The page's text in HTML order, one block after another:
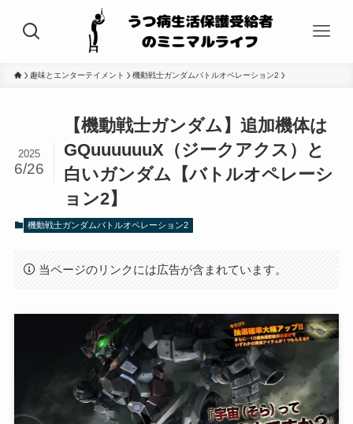
趣味とエンターテイメント 機動戦士ガンダムバトルオペレーション2
【機動戦士ガンダム】追加機体は
GQuuuuuuX（ジークアクス）と
白いガンダム【バトルオペレーシ
ョン2】
2025
6/26
機動戦士ガンダムバトルオペレーション2
当ページのリンクには広告が含まれています。